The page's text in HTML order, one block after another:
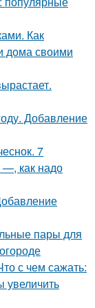
Как
дома своими
Добавление
7
—, как надо
пары для
с чем сажать:
увеличить